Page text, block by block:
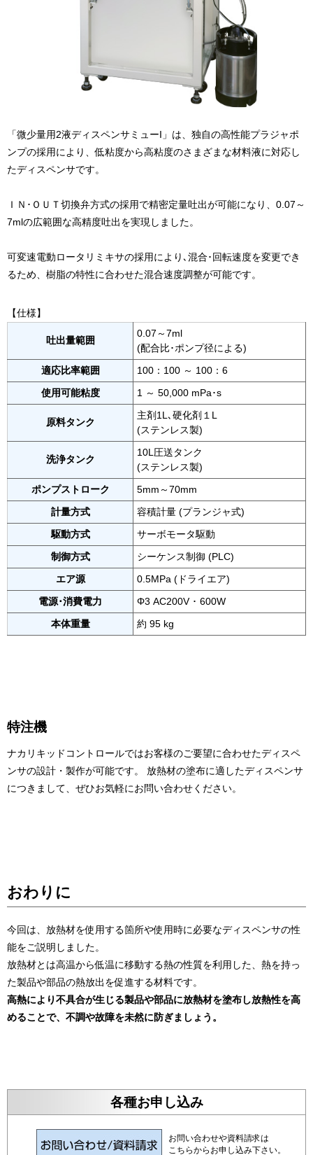
「微少量用2液ディスペンサミューI」は、独自の高性能プラジャポ
ンプの採用により、低粘度から高粘度のさまざまな材料液に対応し
たディスペンサです。
ＩＮ･ＯＵＴ切換弁方式の採用で精密定量吐出が可能になり、0.07～
7mlの広範囲な高精度吐出を実現しました。
可変速電動ロータリミキサの採用により､混合･回転速度を変更でき
るため、樹脂の特性に合わせた混合速度調整が可能です。
【仕様】
吐出量範囲
0.07～7ml
(配合比･ポンプ径による)
適応比率範囲
100：100 ～ 100：6
使用可能粘度
1 ～ 50,000 mPa･s
原料タンク
主剤1L､硬化剤１L
(ステンレス製)
洗浄タンク
10L圧送タンク
(ステンレス製)
ポンプストローク
5mm～70mm
計量方式
容積計量 (プランジャ式)
駆動方式
サーボモータ駆動
制御方式
シーケンス制御 (PLC)
エア源
0.5MPa (ドライエア)
電源･消費電力
Φ3 AC200V ･ 600W
本体重量
約 95 kg
特注機
ナカリキッドコントロールではお客様のご要望に合わせたディスペ
ンサの設計・製作が可能です。 放熱材の塗布に適したディスペンサ
につきまして、ぜひお気軽にお問い合わせください。
おわりに
今回は、放熱材を使用する箇所や使用時に必要なディスペンサの性
能をご説明しました。
放熱材とは高温から低温に移動する熱の性質を利用した、熱を持っ
た製品や部品の熱放出を促進する材料です。
高熱により不具合が生じる製品や部品に放熱材を塗布し放熱性を高
めることで、不調や故障を未然に防ぎましょう。
各種お申し込み
お問い合わせや資料請求は
こちらからお申し込み下さい。